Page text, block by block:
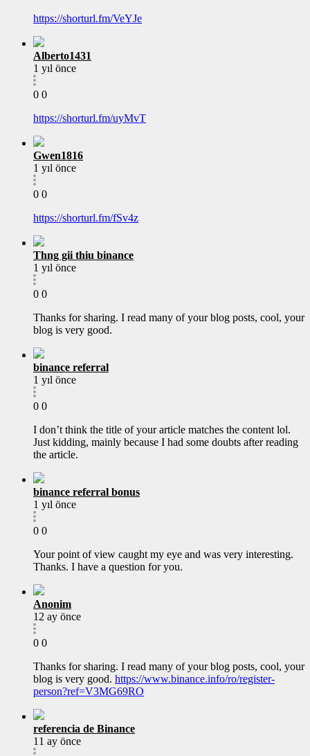
https://shorturl.fm/VeYJe
Alberto1431
1 yıl önce
0 0
https://shorturl.fm/uyMvT
Gwen1816
1 yıl önce
0 0
https://shorturl.fm/fSv4z
Thng gii thiu binance
1 yıl önce
0 0
Thanks for sharing. I read many of your blog posts, cool, your
blog is very good.
binance referral
1 yıl önce
0 0
I don’t think the title of your article matches the content lol.
Just kidding, mainly because I had some doubts after reading
the article.
binance referral bonus
1 yıl önce
0 0
Your point of view caught my eye and was very interesting.
Thanks. I have a question for you.
Anonim
12 ay önce
0 0
Thanks for sharing. I read many of your blog posts, cool, your
blog is very good. https://www.binance.info/ro/register-
person?ref=V3MG69RO
referencia de Binance
11 ay önce